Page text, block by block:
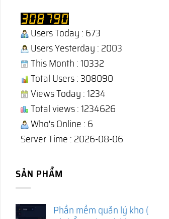
Users Today : 673
Users Yesterday : 2003
This Month : 10332
Total Users : 308090
Views Today : 1234
Total views : 1234626
Who's Online : 6
Server Time : 2026-08-06
SẢN PHẨM
Phần mềm quản lý kho (